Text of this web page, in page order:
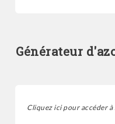
Générateur
Cliquez ici pour accéder